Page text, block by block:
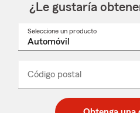
¿Le gustaría
Seleccione un producto
desplegable
Código postal
_____